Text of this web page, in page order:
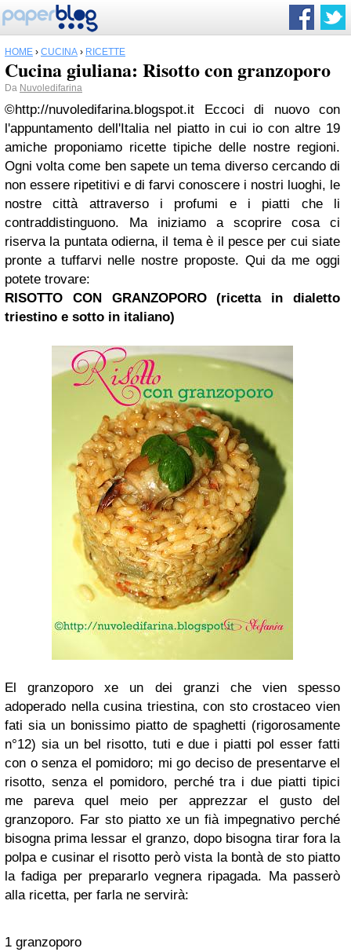
HOME › CUCINA › RICETTE
Cucina giuliana: Risotto con granzoporo
Da Nuvoledifarina
©http://nuvoledifarina.blogspot.it Eccoci di nuovo con
l'appuntamento dell'Italia nel piatto in cui io con altre 19
amiche proponiamo ricette tipiche delle nostre regioni.
Ogni volta come ben sapete un tema diverso cercando di
non essere ripetitivi e di farvi conoscere i nostri luoghi, le
nostre città attraverso i profumi e i piatti che li
contraddistinguono. Ma iniziamo a scoprire cosa ci
riserva la puntata odierna, il tema è il pesce per cui siate
pronte a tuffarvi nelle nostre proposte. Qui da me oggi
potete trovare:
RISOTTO CON GRANZOPORO
(ricetta in dialetto
triestino e sotto in italiano)
El granzoporo xe un dei granzi che vien spesso
adoperado nella cusina triestina, con sto crostaceo vien
fati sia un bonissimo piatto de spaghetti (rigorosamente
n°12) sia un bel risotto, tuti e due i piatti pol esser fatti
con o senza el pomidoro; mi go deciso de presentarve el
risotto, senza el pomidoro, perché tra i due piatti tipici
me pareva quel meio per apprezzar el gusto del
granzoporo. Far sto piatto xe un fià impegnativo perché
bisogna prima lessar el granzo, dopo bisogna tirar fora la
polpa e cusinar el risotto però vista la bontà de sto piatto
la fadiga per prepararlo vegnera ripagada. Ma passerò
alla ricetta, per farla ne servirà:
1 granzoporo